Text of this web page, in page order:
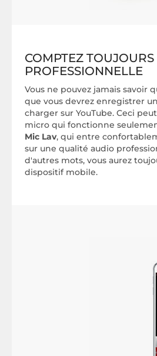
COMPTEZ
PROFESSIONNELLE
Vous ne pouvez jamais savoir
que vous devrez enregistrer
charger sur YouTube. Ceci
micro qui fonctionne
Mic Lav, qui entre
sur une qualité audio
d'autres mots, vous aurez
dispositif mobile.